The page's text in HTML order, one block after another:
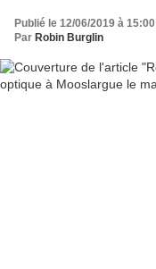
Publié le 12/06/2019 à 15:00
Par Robin Burglin